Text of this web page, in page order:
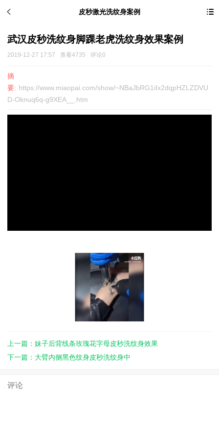
皮秒激光洗纹身案例
武汉皮秒洗纹身脚踝老虎洗纹身效果案例
2019-12-27 17:57 查看4735 评论0
摘
要: https://www.miaopai.com/show/~NBaJbRG1iIx2dqpHZLZDVU
D-Oknuq6q-g9XEA__.htm
上一篇：妹子后背线条玫瑰花字母皮秒洗纹身效果
下一篇：大臂内侧黑色纹身皮秒洗纹身中